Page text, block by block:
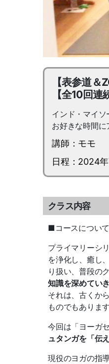
【表参道
【全10回
インド・マイソ
お好きな時間に
講師：モモ
日程：2024
クラス内容
■コースについ
プライマリーシ
を浄化し、癒し
り扱い、普段の
知識を深めていき
それは、古くか
ものでもあります
今回は「ヨーガ
ュタンガを「伝
現役のヨガの指